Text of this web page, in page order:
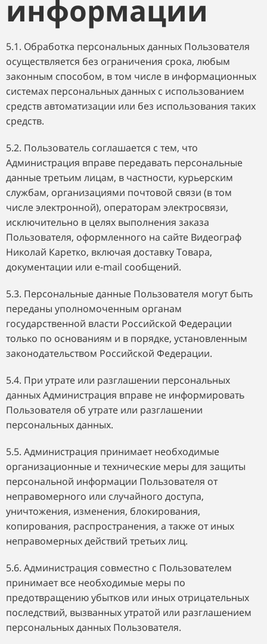
информации
5.1. Обработка персональных данных Пользователя
осуществляется без ограничения срока, любым
законным способом, в том числе в информационных
системах персональных данных с использованием
средств автоматизации или без использования таких
средств.
5.2. Пользователь соглашается с тем, что
Администрация вправе передавать персональные
данные третьим лицам, в частности, курьерским
службам, организациями почтовой связи (в том
числе электронной), операторам электросвязи,
исключительно в целях выполнения заказа
Пользователя, оформленного на сайте Видеограф
Николай Каретко, включая доставку Товара,
документации или e-mail сообщений.
5.3. Персональные данные Пользователя могут быть
переданы уполномоченным органам
государственной власти Российской Федерации
только по основаниям и в порядке, установленным
законодательством Российской Федерации.
5.4. При утрате или разглашении персональных
данных Администрация вправе не информировать
Пользователя об утрате или разглашении
персональных данных.
5.5. Администрация принимает необходимые
организационные и технические меры для защиты
персональной информации Пользователя от
неправомерного или случайного доступа,
уничтожения, изменения, блокирования,
копирования, распространения, а также от иных
неправомерных действий третьих лиц.
5.6. Администрация совместно с Пользователем
принимает все необходимые меры по
предотвращению убытков или иных отрицательных
последствий, вызванных утратой или разглашением
персональных данных Пользователя.